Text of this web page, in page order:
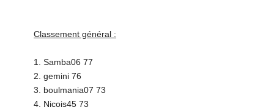
Classement général :
1. Samba06 77
2. gemini 76
3. boulmania07 73
4. Nicois45 73